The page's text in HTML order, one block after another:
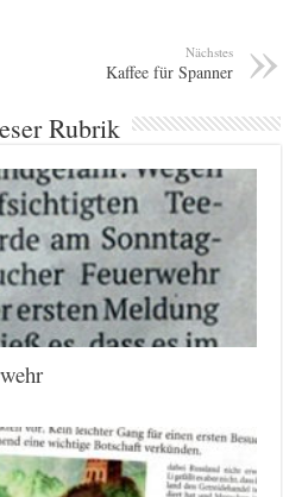
Nächstes
Kaffee für Spanner
Rubrik